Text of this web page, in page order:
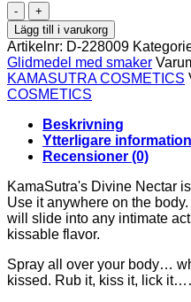
KAMASUTRA
-
DIVINE
NECTARS
STRAWBERRY
DREAM
LUBRICANT
150
ML
mängd
Lägg till i varukorg
Artikelnr: D-228009
Glidmedel med smaker
KAMASUTRA COSMETICS
COSMETICS
Beskrivning
Ytterligare information
Recensioner (0)
KamaSutra's Divine Nectar
Use it anywhere on the
will slide into any intimate
kissable flavor.
Spray all over your body…
kissed. Rub it, kiss it, lick